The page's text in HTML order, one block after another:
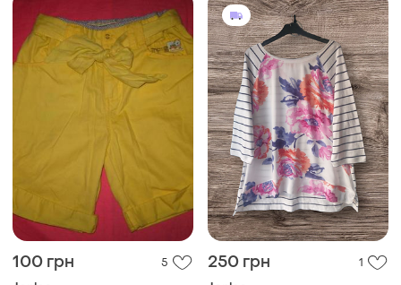
100 грн 5 250 грн 1